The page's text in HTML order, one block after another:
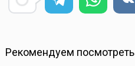
Рекомендуем посмотреть